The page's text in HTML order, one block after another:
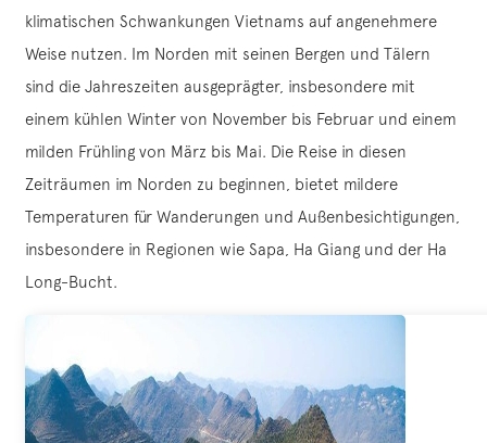
klimatischen Schwankungen Vietnams auf angenehmere
Weise nutzen. Im Norden mit seinen Bergen und Tälern
sind die Jahreszeiten ausgeprägter, insbesondere mit
einem kühlen Winter von November bis Februar und einem
milden Frühling von März bis Mai. Die Reise in diesen
Zeiträumen im Norden zu beginnen, bietet mildere
Temperaturen für Wanderungen und Außenbesichtigungen,
insbesondere in Regionen wie Sapa, Ha Giang und der Ha
Long-Bucht.